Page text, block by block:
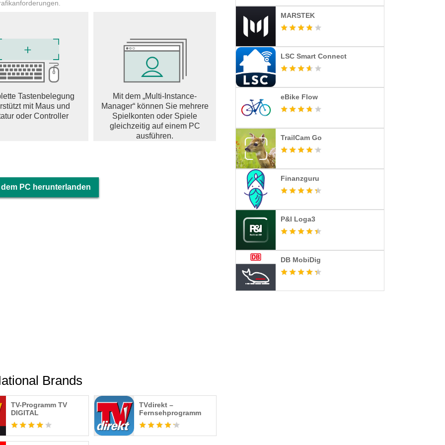
ARD, ZDF, der 3. Programme und dem Besten von Pro 7,
Sport, Kindersendungen
des öffentlich-rechtlichen Rundfunks läuft.
wie Tagesschau, Heute Journal und politische
Tastenbelegung
mit Maus und
oder Controller
Mit dem „Multi-Instance-
Manager“ können Sie mehrere
Spielkonten oder Spiele
gleichzeitig auf einem PC
ausführen.
PC herunterlanden
Brands
TV-Programm TV
DIGITAL
TVdirekt –
Fernsehprogramm
MARSTEK
LSC Smart Connect
eBike Flow
TrailCam Go
Finanzguru
P&I Loga3
DB MobiDig